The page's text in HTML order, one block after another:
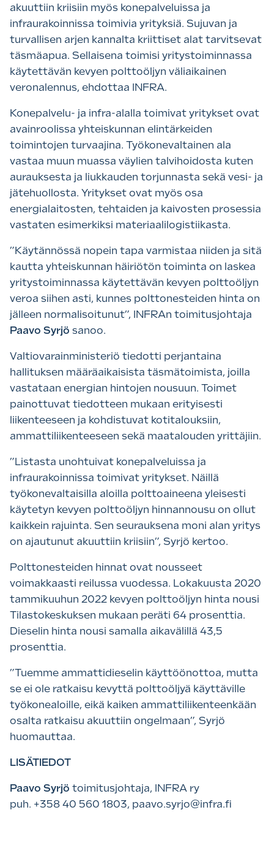
akuuttiin kriisiin myös konepalveluissa ja
infraurakoinnissa toimivia yrityksiä. Sujuvan ja
turvallisen arjen kannalta kriittiset alat tarvitsevat
täsmäapua. Sellaisena toimisi yritystoiminnassa
käytettävän kevyen polttoöljyn väliaikainen
veronalennus, ehdottaa INFRA.
Konepalvelu- ja infra-alalla toimivat yritykset ovat
avainroolissa yhteiskunnan elintärkeiden
toimintojen turvaajina. Työkonevaltainen ala
vastaa muun muassa väylien talvihoidosta kuten
aurauksesta ja liukkauden torjunnasta sekä vesi- ja
jätehuollosta. Yritykset ovat myös osa
energialaitosten, tehtaiden ja kaivosten prosessia
vastaten esimerkiksi materiaalilogistiikasta.
”Käytännössä nopein tapa varmistaa niiden ja sitä
kautta yhteiskunnan häiriötön toiminta on laskea
yritystoiminnassa käytettävän kevyen polttoöljyn
veroa siihen asti, kunnes polttonesteiden hinta on
jälleen normalisoitunut”, INFRAn toimitusjohtaja
Paavo Syrjö sanoo.
Valtiovarainministeriö tiedotti perjantaina
hallituksen määräaikaisista täsmätoimista, joilla
vastataan energian hintojen nousuun. Toimet
painottuvat tiedotteen mukaan erityisesti
liikenteeseen ja kohdistuvat kotitalouksiin,
ammattiliikenteeseen sekä maatalouden yrittäjiin.
”Listasta unohtuivat konepalveluissa ja
infraurakoinnissa toimivat yritykset. Näillä
työkonevaltaisilla aloilla polttoaineena yleisesti
käytetyn kevyen polttoöljyn hinnannousu on ollut
kaikkein rajuinta. Sen seurauksena moni alan yritys
on ajautunut akuuttiin kriisiin”, Syrjö kertoo.
Polttonesteiden hinnat ovat nousseet
voimakkaasti reilussa vuodessa. Lokakuusta 2020
tammikuuhun 2022 kevyen polttoöljyn hinta nousi
Tilastokeskuksen mukaan peräti 64 prosenttia.
Dieselin hinta nousi samalla aikavälillä 43,5
prosenttia.
”Tuemme ammattidieselin käyttöönottoa, mutta
se ei ole ratkaisu kevyttä polttoöljyä käyttäville
työkonealoille, eikä kaiken ammattiliikenteenkään
osalta ratkaisu akuuttiin ongelmaan”, Syrjö
huomauttaa.
LISÄTIEDOT
Paavo Syrjö toimitusjohtaja, INFRA ry
puh. +358 40 560 1803, paavo.syrjo@infra.fi